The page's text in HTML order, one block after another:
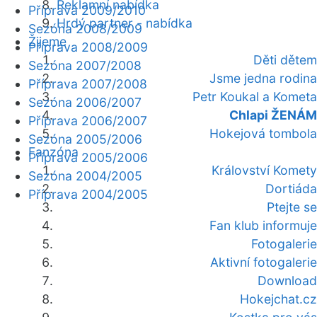
Reklamní nabídka
Hrdý partner - nabídka
Žijeme
Děti dětem
Jsme jedna rodina
Petr Koukal a Kometa
Chlapi ŽENÁM
Hokejová tombola
Fanzóna
Království Komety
Dortiáda
Ptejte se
Fan klub informuje
Fotogalerie
Aktivní fotogalerie
Download
Hokejchat.cz
Příprava 2009/2010
Sezóna 2008/2009
Příprava 2008/2009
Sezóna 2007/2008
Příprava 2007/2008
Sezóna 2006/2007
Příprava 2006/2007
Sezóna 2005/2006
Příprava 2005/2006
Sezóna 2004/2005
Příprava 2004/2005